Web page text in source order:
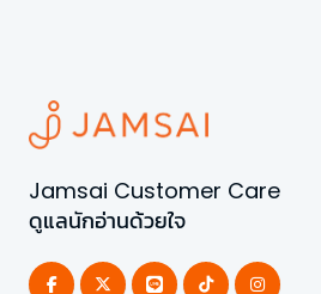
Jamsai Customer Care
ดูแลนักอ่านด้วยใจ